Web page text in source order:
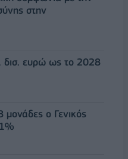
στην
δισ. ευρώ ως το 2028
μονάδες ο Γενικός